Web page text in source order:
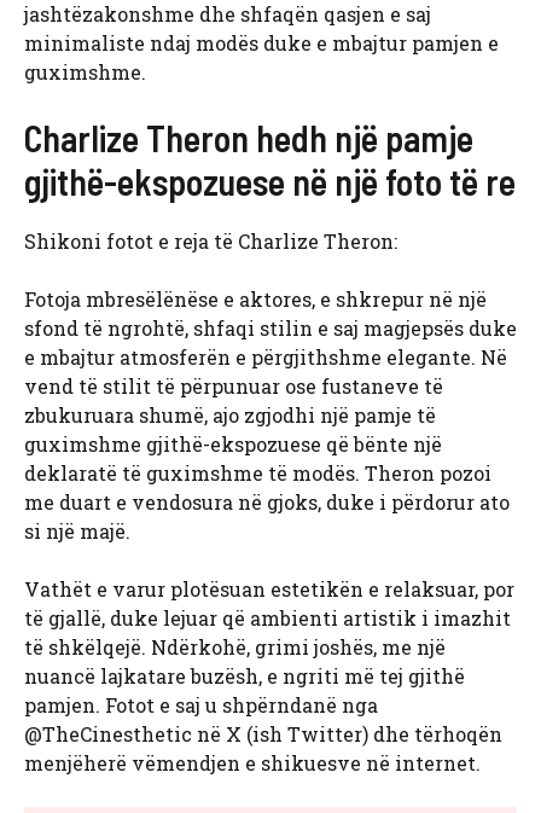
jashtëzakonshme dhe shfaqën qasjen e saj
minimaliste ndaj modës duke e mbajtur pamjen e
guximshme.
Charlize Theron hedh një pamje
gjithë-ekspozuese në një foto të re
Shikoni fotot e reja të Charlize Theron:
Fotoja mbresëlënëse e aktores, e shkrepur në një
sfond të ngrohtë, shfaqi stilin e saj magjepsës duke
e mbajtur atmosferën e përgjithshme elegante. Në
vend të stilit të përpunuar ose fustaneve të
zbukuruara shumë, ajo zgjodhi një pamje të
guximshme gjithë-ekspozuese që bënte një
deklaratë të guximshme të modës. Theron pozoi
me duart e vendosura në gjoks, duke i përdorur ato
si një majë.
Vathët e varur plotësuan estetikën e relaksuar, por
të gjallë, duke lejuar që ambienti artistik i imazhit
të shkëlqejë. Ndërkohë, grimi joshës, me një
nuancë lajkatare buzësh, e ngriti më tej gjithë
pamjen. Fotot e saj u shpërndanë nga
@TheCinesthetic në X (ish Twitter) dhe tërhoqën
menjëherë vëmendjen e shikuesve në internet.